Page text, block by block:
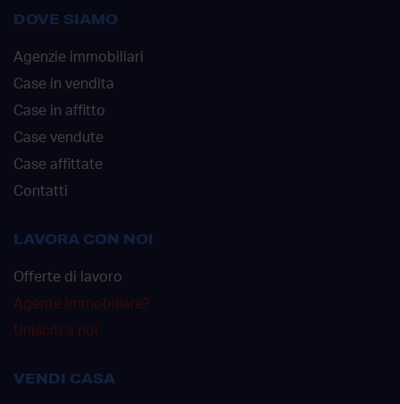
DOVE SIAMO
Agenzie immobiliari
Case in vendita
Case in affitto
Case vendute
Case affittate
Contatti
LAVORA CON NOI
Offerte di lavoro
Agente immobiliare?
Unisciti a noi
VENDI CASA